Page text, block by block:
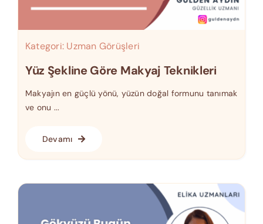
Kategori: Uzman Görüşleri
Yüz Şekline Göre Makyaj Teknikleri
Makyajın en güçlü yönü, yüzün doğal formunu tanımak
ve onu ...
Devamı